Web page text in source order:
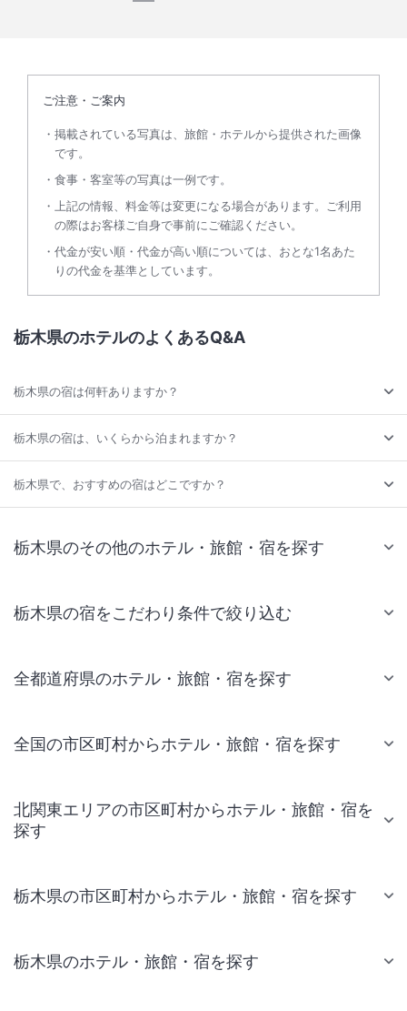
ご注意・ご案内
掲載されている写真は、旅館・ホテルから提供された画像
です。
食事・客室等の写真は一例です。
上記の情報、料金等は変更になる場合があります。ご利用
の際はお客様ご自身で事前にご確認ください。
代金が安い順・代金が高い順については、おとな1名あた
りの代金を基準としています。
栃木県のホテルのよくあるQ&A
栃木県の宿は何軒ありますか？
栃木県の宿は、いくらから泊まれますか？
栃木県で、おすすめの宿はどこですか？
栃木県のその他のホテル・旅館・宿を探す
栃木県の宿をこだわり条件で絞り込む
全都道府県のホテル・旅館・宿を探す
全国の市区町村からホテル・旅館・宿を探す
北関東エリアの市区町村からホテル・旅館・宿を
探す
栃木県の市区町村からホテル・旅館・宿を探す
栃木県のホテル・旅館・宿を探す